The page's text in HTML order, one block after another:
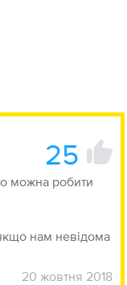
25
можна робити
нам невідома
20 жовтня 2018